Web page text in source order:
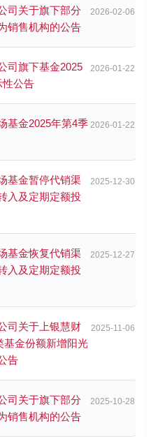
司关于旗下部分
销售机构的公告
2026-02-06
司旗下基金2025
性公告
2026-01-22
基金2025年第4季 2026-01-22
基金暂停代销渠
入及定期定额投
2025-12-30
基金恢复代销渠
入及定期定额投
2025-12-27
司关于上银慧财
基金份额新增阳光
告
2025-11-06
司关于旗下部分
销售机构的公告
2025-10-28